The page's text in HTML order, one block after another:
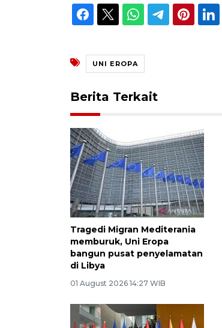
UNI EROPA
Berita Terkait
Tragedi Migran Mediterania
memburuk, Uni Eropa
bangun pusat penyelamatan
di Libya
01 August 2026 14:27 WIB